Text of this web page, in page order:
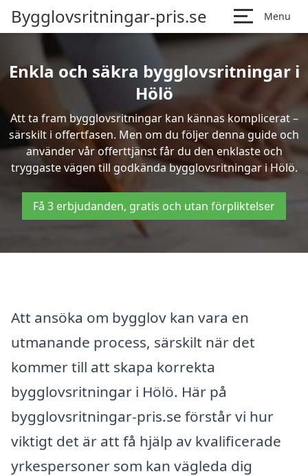
Bygglovsritningar-pris.se Menu
Enkla och säkra bygglovsritningar i
Hölö
Att ta fram bygglovsritningar kan kännas komplicerat –
särskilt i offertfasen. Men om du följer denna guide och
använder vår offerttjänst får du den enklaste och
tryggaste vägen till godkända bygglovsritningar i Hölö.
Få 3 erbjudanden, gratis och utan förpliktelser
Att ansöka om bygglov kan vara en
utmanande process, särskilt när det
kommer till att skapa korrekta
bygglovsritningar i Hölö. Här på
bygglovsritningar-pris.se förstår vi hur
viktigt det är att få hjälp av kvalificerade
yrkespersoner som kan vägleda dig